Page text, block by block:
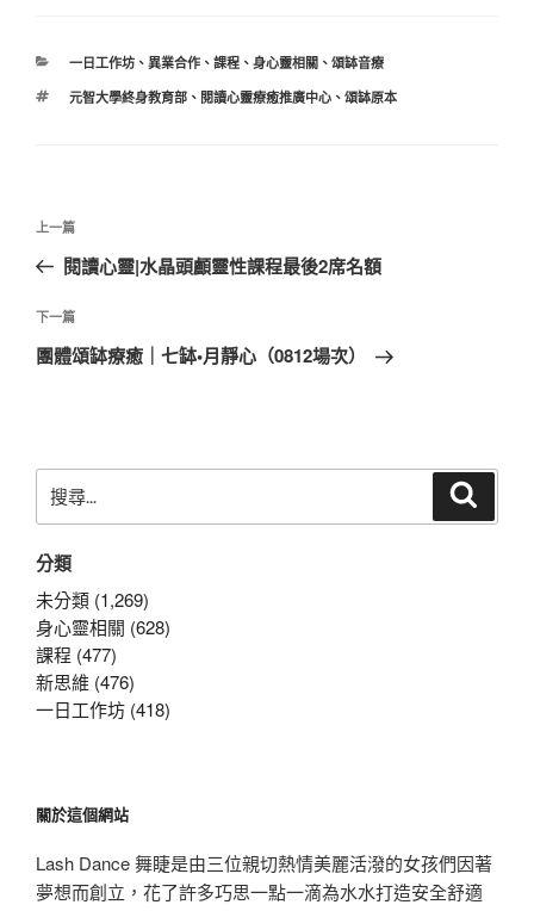
分
一日工作坊、 異業合作、 課程、 身心靈相關、 頌缽音療
標
元智大學終身教育部、 閱讀心靈療癒推廣中心、 頌缽原本
文
導
覽
上
一
文
章
上一篇
閱讀心靈|水晶頭顱靈性課程最後2席名額
下
一
下一篇
團體頌缽療癒｜七缽•月靜心（0812場次）
尋
鍵
字:
分類
未分類 (1,269)
身心靈相關 (628)
課程 (477)
新思維 (476)
一日工作坊 (418)
關於這個網站
Lash Dance 舞睫是由三位親切熱情美麗活潑的女孩們因著
夢想而創立，花了許多巧思一點一滴為水水打造安全舒適